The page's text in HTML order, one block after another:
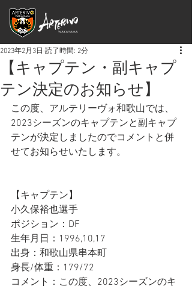
【キャプテン・副キャプ
テン決定のお知らせ】
2023年2月3日 読了時間: 2分
この度、アルテリーヴォ和歌山では、
2023シーズンのキャプテンと副キャプ
テンが決定しましたのでコメントと併
せてお知らせいたします。
【キャプテン】
小久保裕也選手
ポジション：DF
生年月日：1996,10,17
出身：和歌山県串本町
身長/体重：179/72
コメント：この度、2023シーズンのキ